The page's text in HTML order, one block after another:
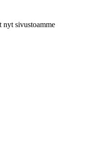
nyt sivustoamme